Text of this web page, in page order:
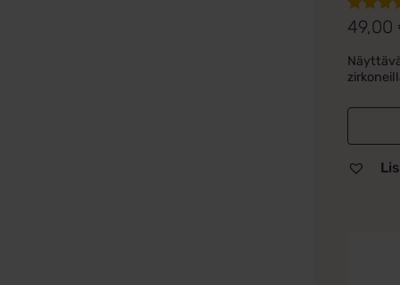
5.00 / 5
49,00